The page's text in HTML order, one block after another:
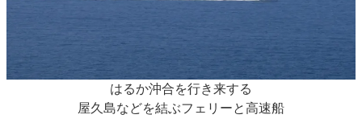
はるか沖合を行き来する
屋久島などを結ぶフェリーと高速船